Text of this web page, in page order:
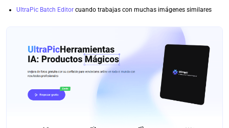
UltraPic Batch Editor cuando trabajas con muchas imágenes similares